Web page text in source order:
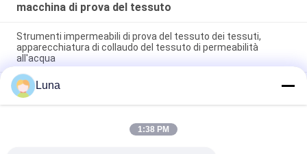
macchina di prova del tessuto
Strumenti impermeabili di prova del tessuto dei tessuti,
apparecchiatura di collaudo del tessuto di permeabilità
all'acqua
Tester completamente automatico di permeabilità all'aria del
tessuto, nessuno scoloramento e nessun'ossidazione
Macchina automatica di rotolamento di tessuti non tessuti
Con sistema di controllo di bordo Attrezzature per l'ispezione
Luna
1:38 PM